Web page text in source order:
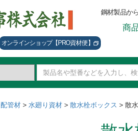
オンラインショップ【PRO資材便】
鋼材製品か
商
配管材 > 水廻り資材 > 散水栓ボックス > 散